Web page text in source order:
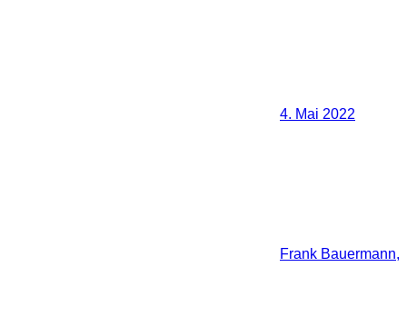
4. Mai 2022
Frank Bauermann,